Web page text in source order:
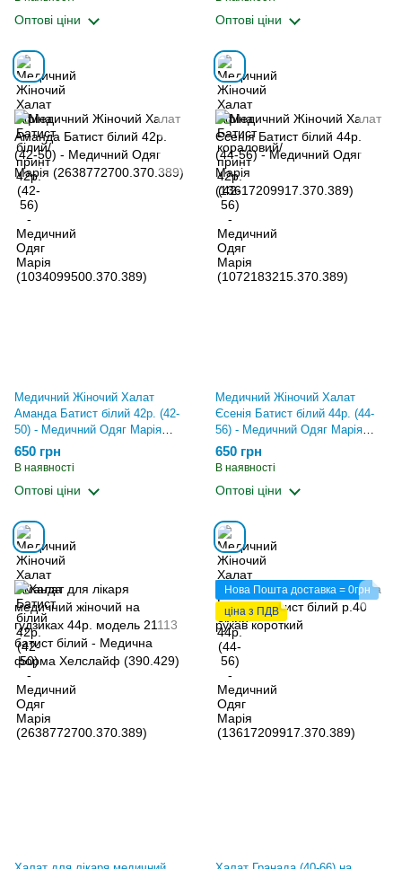
Оптові ціни Оптові ціни
Медичний Жіночий Халат
Аманда Батист білий 42р. (42-
50) - Медичний Одяг Марія
(2638772700.370.389)
650 грн
В наявності
Оптові ціни
Медичний Жіночий Халат
Єсенія Батист білий 44р. (44-
56) - Медичний Одяг Марія
(13617209917.370.389)
650 грн
В наявності
Оптові ціни
Нова Пошта доставка = 0грн
ціна з ПДВ